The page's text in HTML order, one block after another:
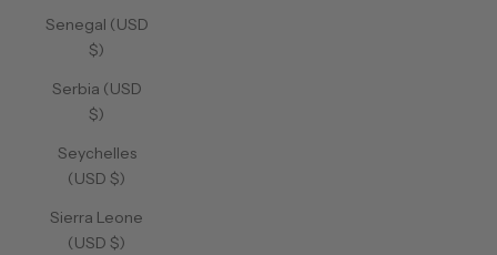
Senegal (USD
$)
Serbia (USD
$)
Seychelles
(USD $)
Sierra Leone
(USD $)